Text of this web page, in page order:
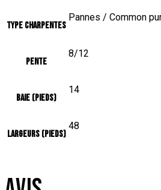
Type charpentes
Pannes / Common
Pente
8/12
Baie (pieds)
14
Largeurs (pieds)
48